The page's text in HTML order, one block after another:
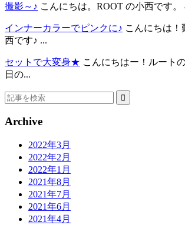
撮影～♪ こんにちは。ROOT の小西です。
インナーカラーでピンクに♪ こんにちは！
西です♪ ...
セットで大変身★ こんにちはー！ルート
日の...
Archive
2022年3月
2022年2月
2022年1月
2021年8月
2021年7月
2021年6月
2021年4月